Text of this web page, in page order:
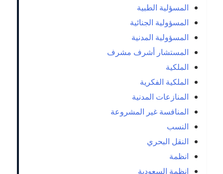
المسؤلية الطبية
المسؤولية الجنائية
المسؤولية المدنية
المستشار أشرف مشرف
الملكية
الملكية الفكرية
المنازعات المدنية
المنافسة غير المشروعة
النسب
النقل البحري
انظمة
انظمة السعودية